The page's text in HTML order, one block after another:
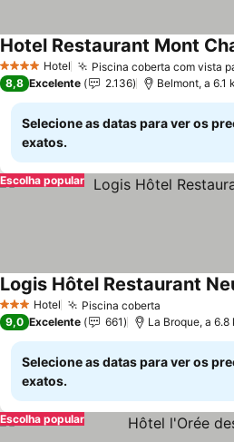
4 EstrelasHotel Piscina coberta com vista
Hotel Restaurant Mont
8,8 Excelente 2.136 Belmont, a
Selecione as datas para ver os
exatos.
Escolha popular
3 EstrelasHotel Piscina coberta
Logis Hôtel Restaurant
9,0 Excelente 661 La Broque, a
Selecione as datas para ver os
exatos.
Escolha popular